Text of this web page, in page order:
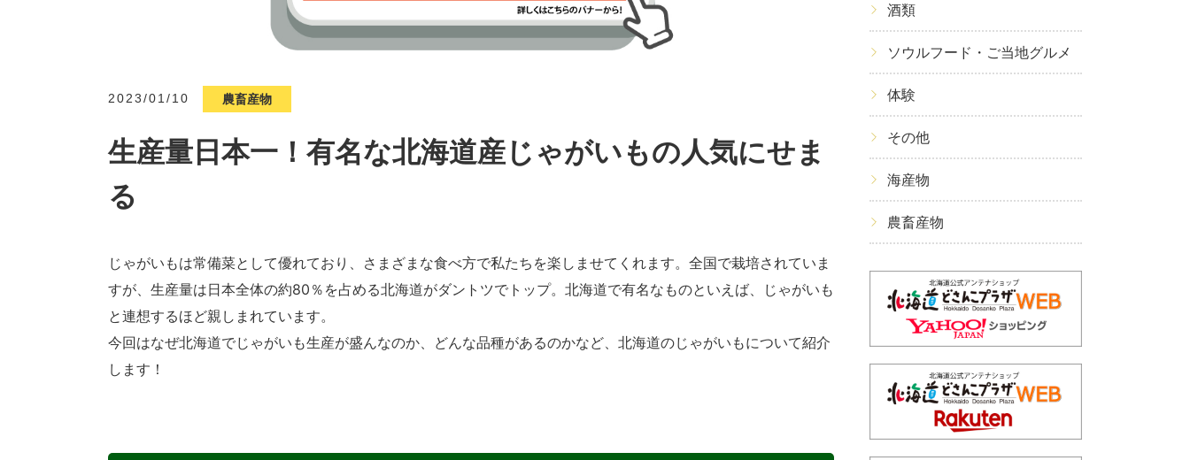
2023/01/10 農畜産物
生産量日本一！有名な北海道産じゃがいもの人気にせま
る
じゃがいもは常備菜として優れており、さまざまな食べ方で私たちを楽しませてくれます。全国で栽培されていま
すが、生産量は日本全体の約80％を占める北海道がダントツでトップ。北海道で有名なものといえば、じゃがいも
と連想するほど親しまれています。
今回はなぜ北海道でじゃがいも生産が盛んなのか、どんな品種があるのかなど、北海道のじゃがいもについて紹介
します！
酒類
ソウルフード・ご当地グルメ
体験
その他
海産物
農畜産物